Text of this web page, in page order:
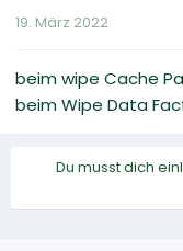
19. März 2022
beim wipe Cache
beim Wipe Data
Du musst dich